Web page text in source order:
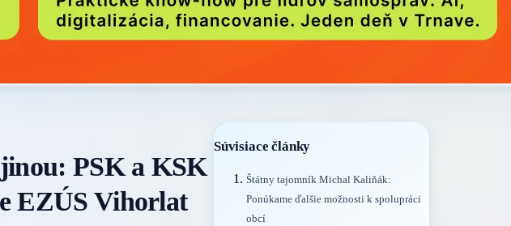
PSK a KSK
EZÚS Vihorlat
Súvisiace články
Štátny tajomník Michal Kaliňák:
Ponúkame ďalšie možnosti k spolupráci
obcí